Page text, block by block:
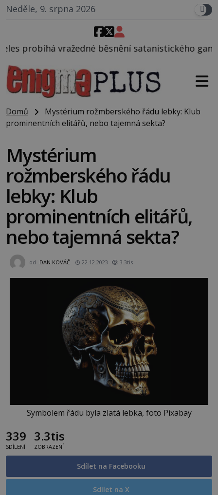
Neděle, 9. srpna 2026
běsnění satanistického gangu vedeného
Domů
Mystérium rožmberského řádu lebky: Klub
prominentních elitářů, nebo tajemná sekta?
Mystérium
rožmberského řádu
lebky: Klub
prominentních elitářů,
nebo tajemná sekta?
od DAN KOVÁČ 22.12.2023 3.3tis
Symbolem řádu byla zlatá lebka, foto Pixabay
339
SDÍLENÍ
3.3tis
ZOBRAZENÍ
Sdílet na Facebooku
Sdílet na X